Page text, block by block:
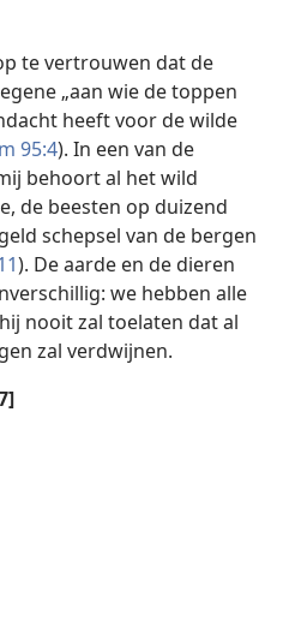
te vertrouwen dat de
„aan wie de toppen
heeft voor de wilde
95:4). In een van de
behoort al het wild
de beesten op duizend
schepsel van de bergen
). De aarde en de dieren
we hebben alle
nooit zal toelaten dat al
zal verdwijnen.